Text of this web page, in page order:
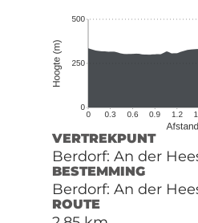
VERTREKPUNT
Berdorf: An der
BESTEMMING
Berdorf: An der
ROUTE